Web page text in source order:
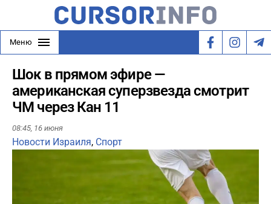
Меню
Шок в прямом эфире —
американская суперзвезда смотрит
ЧМ через Кан 11
08:45, 16 июня
Новости Израиля, Спорт